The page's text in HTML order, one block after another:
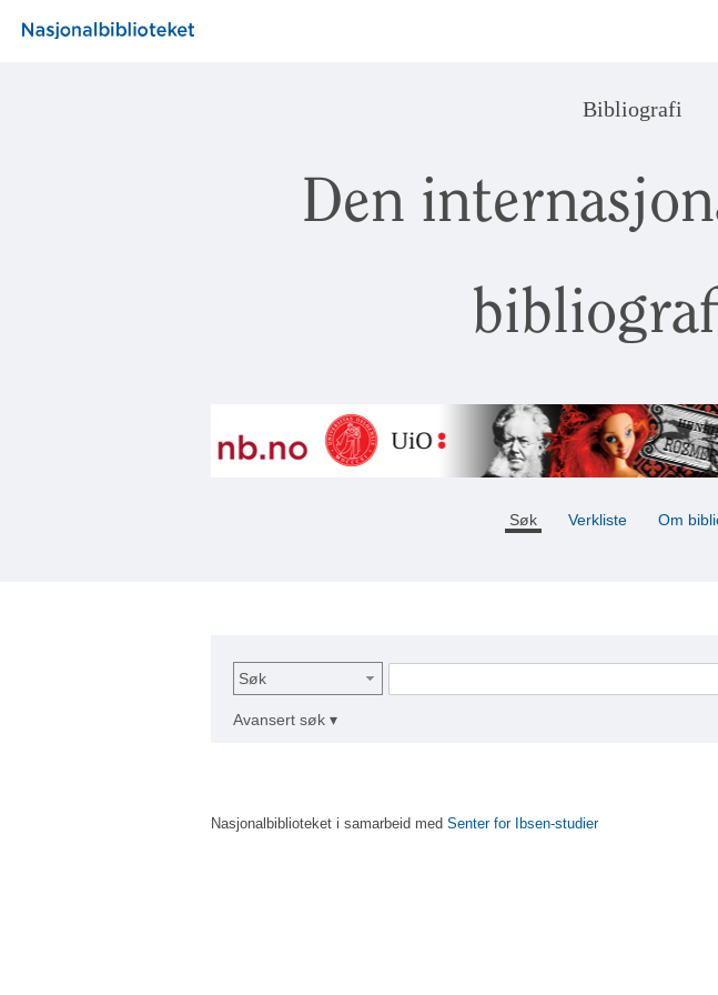
Bibliografi
Den
Søk Verkliste Om
Søk
Avansert søk ▾
Nasjonalbiblioteket i samarbeid med Senter for Ibsen-studier